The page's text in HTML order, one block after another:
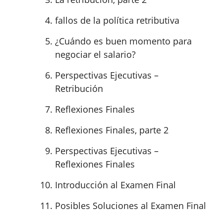
fallos de la política retributiva
¿Cuándo es buen momento para
negociar el salario?
Perspectivas Ejecutivas –
Retribución
Reflexiones Finales
Reflexiones Finales, parte 2
Perspectivas Ejecutivas –
Reflexiones Finales
Introducción al Examen Final
Posibles Soluciones al Examen Final